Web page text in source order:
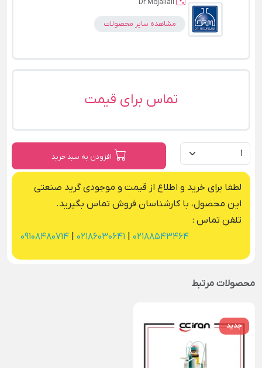
Dr Mojallali
مشاهده سایر محصولات
تماس برای قیمت
افزودن به سبد خرید
لطفا برای خرید و اطلاع از قیمت و موجودی گرید صنعتی
این محصول، با کارشناسان فروش تماس بگیرید.
تلفن تماس :
02188543464
02186030641
09108480714
محصولات مرتبط
جدید